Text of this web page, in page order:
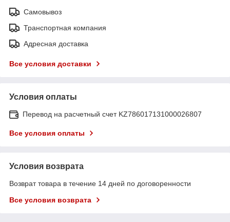
Самовывоз
Транспортная компания
Адресная доставка
Все условия доставки
Условия оплаты
Перевод на расчетный счет KZ786017131000026807
Все условия оплаты
Условия возврата
Возврат товара в течение 14 дней по договоренности
Все условия возврата